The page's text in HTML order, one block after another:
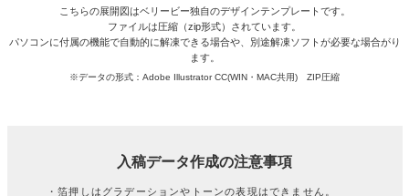
こちらの展開図はベリービー独自のデザインテンプレートです。
ファイルは圧縮（zip形式）されています。
パソコンに付属の機能で自動的に解凍できる場合や、別途解凍ソフトが必要な場合がり
ます。
※データの形式：Adobe Illustrator CC(WIN・MAC共用) ZIP圧縮
入稿データ作成の注意事項
・箔押しはグラデーションやトーンの表現はできません。